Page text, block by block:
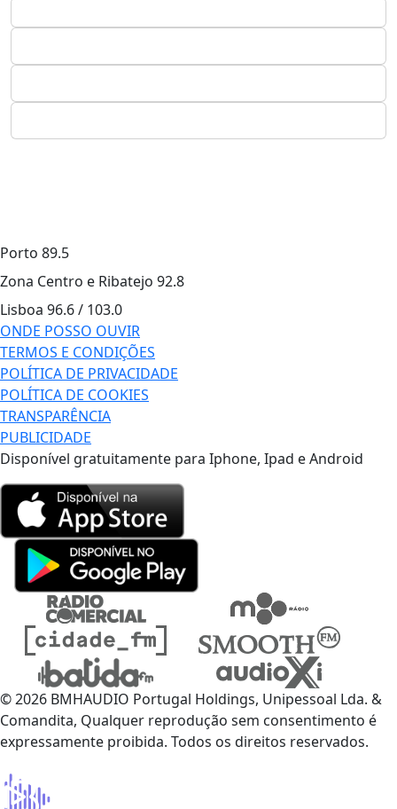
Porto 89.5
Zona Centro e Ribatejo 92.8
Lisboa 96.6 / 103.0
ONDE POSSO OUVIR
TERMOS E CONDIÇÕES
POLÍTICA DE PRIVACIDADE
POLÍTICA DE COOKIES
TRANSPARÊNCIA
PUBLICIDADE
Disponível gratuitamente para Iphone, Ipad e Android
© 2026 BMHAUDIO Portugal Holdings, Unipessoal Lda. &
Comandita, Qualquer reprodução sem consentimento é
expressamente proibida. Todos os direitos reservados.